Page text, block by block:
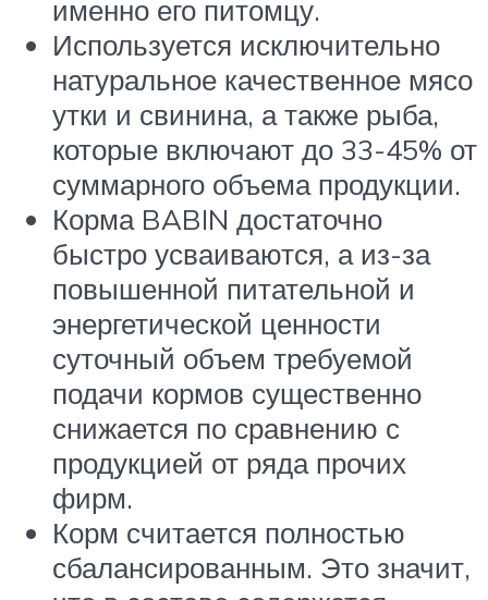
именно его питомцу.
Используется исключительно
натуральное качественное мясо
утки и свинина, а также рыба,
которые включают до 33-45% от
суммарного объема продукции.
Корма BABIN достаточно
быстро усваиваются, а из-за
повышенной питательной и
энергетической ценности
суточный объем требуемой
подачи кормов существенно
снижается по сравнению с
продукцией от ряда прочих
фирм.
Корм считается полностью
сбалансированным. Это значит,